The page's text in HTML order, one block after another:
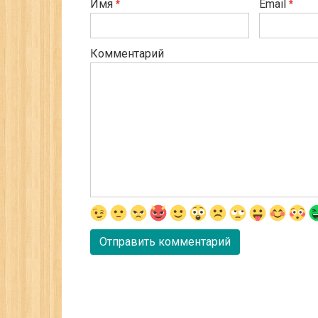
Имя * Email *
Комментарий